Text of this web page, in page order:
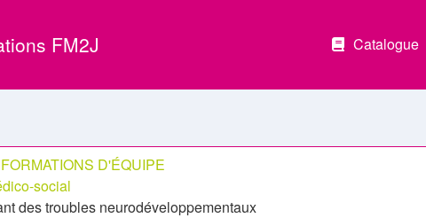
FM2J Catalogue
FORMATIONS D'ÉQUIPE
social
des troubles neurodéveloppementaux